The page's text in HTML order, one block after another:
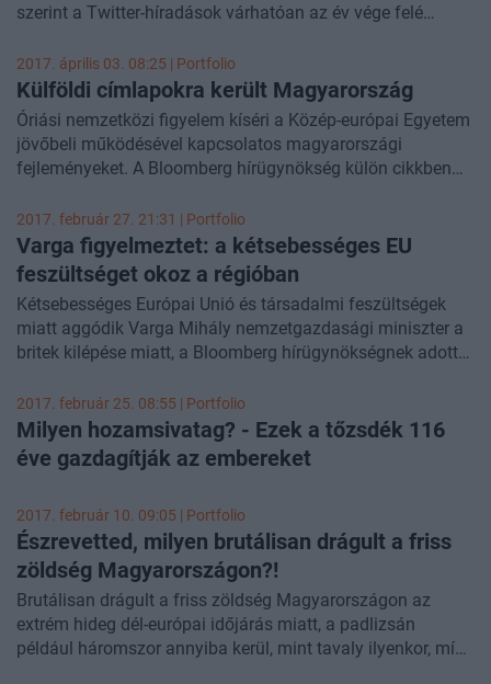
szerint a Twitter-híradások várhatóan az év vége felé
2017. április 03. 08:25 | Portfolio
Külföldi címlapokra került Magyarország
Óriási nemzetközi figyelem kíséri a Közép-európai Egyetem
jövőbeli működésével kapcsolatos magyarországi
fejleményeket. A Bloomberg hírügynökség külön cikkben
Times nemzetközi kiadásának hétfői címlapjára felkerült a
CEU rektorának véleményírása.
2017. február 27. 21:31 | Portfolio
Varga figyelmeztet: a kétsebességes EU
feszültséget okoz a régióban
Kétsebességes Európai Unió és társadalmi feszültségek
miatt aggódik Varga Mihály nemzetgazdasági miniszter a
britek kilépése miatt, a Bloomberg hírügynökségnek adott
beszélt, hogy a Brexit mekkora gazdasági kárt okoz
Magyarországnak.
2017. február 25. 08:55 | Portfolio
Milyen hozamsivatag? - Ezek a tőzsdék 116
éve gazdagítják az embereket
2017. február 10. 09:05 | Portfolio
Észrevetted, milyen brutálisan drágult a friss
zöldség Magyarországon?!
Brutálisan drágult a friss zöldség Magyarországon az
extrém hideg dél-európai időjárás miatt, a padlizsán
például háromszor annyiba kerül, mint tavaly ilyenkor, míg